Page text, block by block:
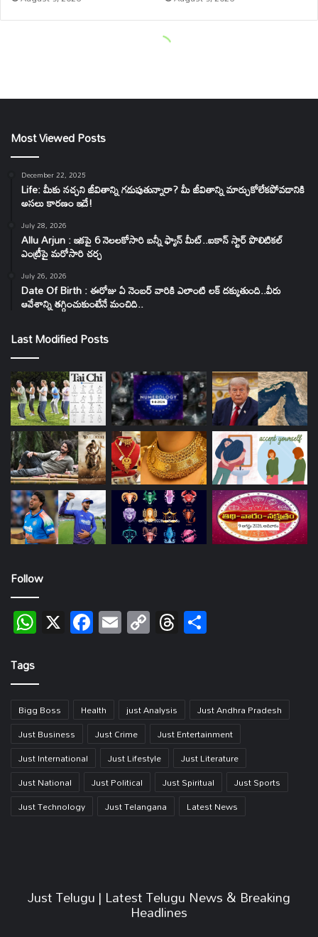
Most Viewed Posts
December 22, 2025
Life: మీకు నచ్చని జీవితాన్ని గడుపుతున్నారా? మీ జీవితాన్ని మార్చుకోలేకపోవడానికి
అసలు కారణం ఇదే!
July 28, 2026
Allu Arjun : ఇకపై 6 నెలలకోసారి బన్నీ ఫ్యాన్ మీట్..ఐకాన్ స్టార్ పొలిటికల్
ఎంట్రీపై మరోసారి చర్చ
July 26, 2026
Date Of Birth : ఈరోజు ఏ నెంబర్ వారికి ఎలాంటి లక్ దక్కుతుంది..వీరు
ఆవేశాన్ని తగ్గించుకుంటేనే మంచిది..
Last Modified Posts
Follow
WhatsApp
X Facebook
EmailCopy
Link
Threads
Tags
Bigg Boss Health just Analysis
Just Andhra Pradesh
Just Business
Just Crime
Just Entertainment
Just International
Just Lifestyle
Just Literature
Just National
Just Political Just Spiritual
Just Sports
Just Technology
Just Telangana Latest News
Just Telugu | Latest Telugu News & Breaking
Headlines